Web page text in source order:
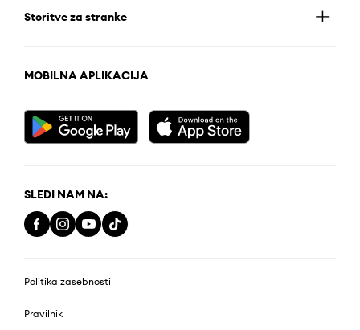
Storitve za stranke
MOBILNA APLIKACIJA
SLEDI NAM NA:
Politika zasebnosti
Pravilnik